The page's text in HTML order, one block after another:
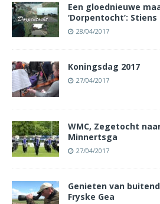
Een gloednieuwe
‘Dorpentocht’: Stiens
28/04/2017
Koningsdag 2017
27/04/2017
WMC, Zegetocht
Minnertsga
27/04/2017
Genieten van
Fryske Gea